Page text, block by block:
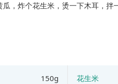
，炸个花生米，烫一下木耳，拌
150g 花生米